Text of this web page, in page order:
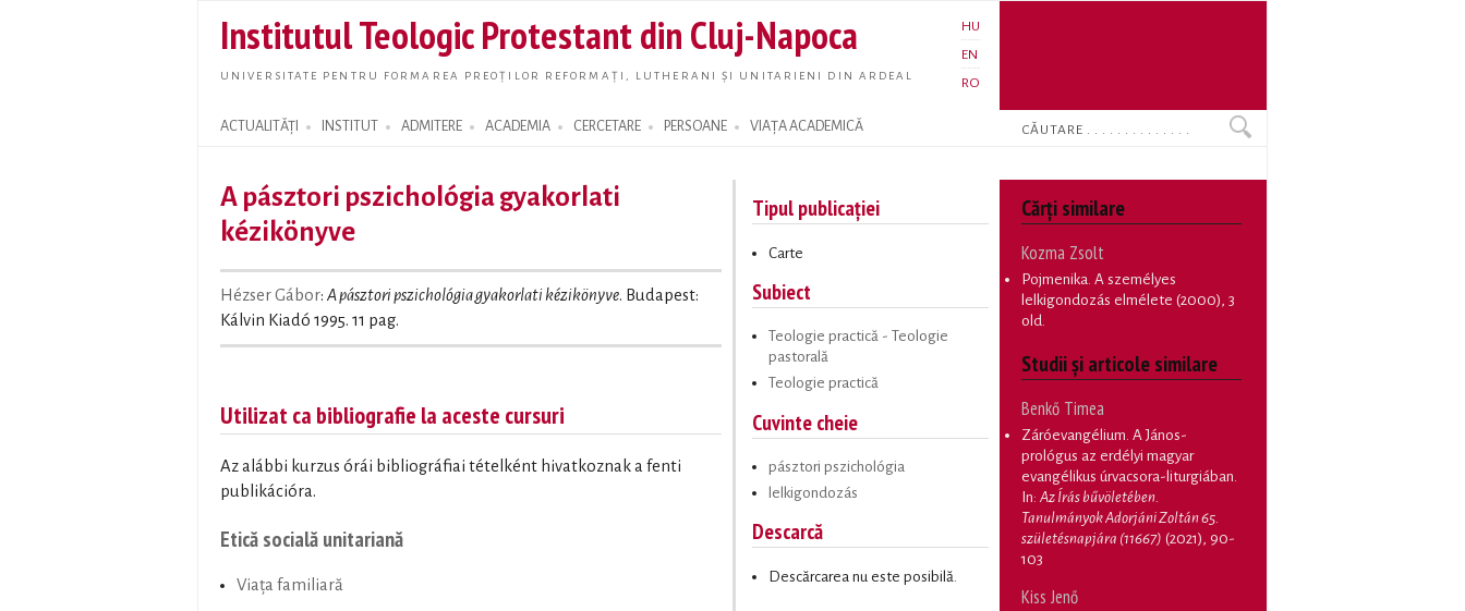
main
content
Institutul Teologic Protestant din Cluj-Napoca
UNIVERSITATE PENTRU FORMAREA PREOȚILOR REFORMAȚI, LUTHERANI ȘI UNITARIENI DIN ARDEAL
HU
EN
RO
ACTUALITĂȚI INSTITUT ADMITERE ACADEMIA CERCETARE PERSOANE VIAȚA ACADEMICĂ
Search form
Search
A pásztori pszichológia gyakorlati
kézikönyve
Hézser Gábor: A pásztori pszichológia gyakorlati kézikönyve. Budapest:
Kálvin Kiadó 1995. 11 pag.
Utilizat ca bibliografie la aceste cursuri
Az alábbi kurzus órái bibliográfiai tételként hivatkoznak a fenti
publikációra.
Etică socială unitariană
Viața familiară
Tipul publicației
Carte
Subiect
Teologie practică - Teologie
pastorală
Teologie practică
Cuvinte cheie
pásztori pszichológia
lelkigondozás
Descarcă
Descărcarea nu este posibilă.
Cărţi similare
Kozma Zsolt
Pojmenika. A személyes
lelkigondozás elmélete (2000), 3
old.
Studii și articole similare
Benkő Timea
Záróevangélium. A János-
prológus az erdélyi magyar
evangélikus úrvacsora-liturgiában
In: Az Írás bűvöletében.
Tanulmányok Adorjáni Zoltán 65.
születésnapjára (11667) (2021), 90-
103
Kiss Jenő